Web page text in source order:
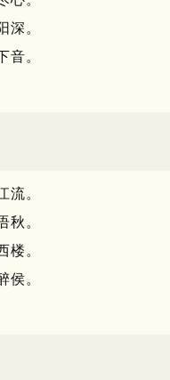
深。
音。
流。
秋。
楼。
侯。